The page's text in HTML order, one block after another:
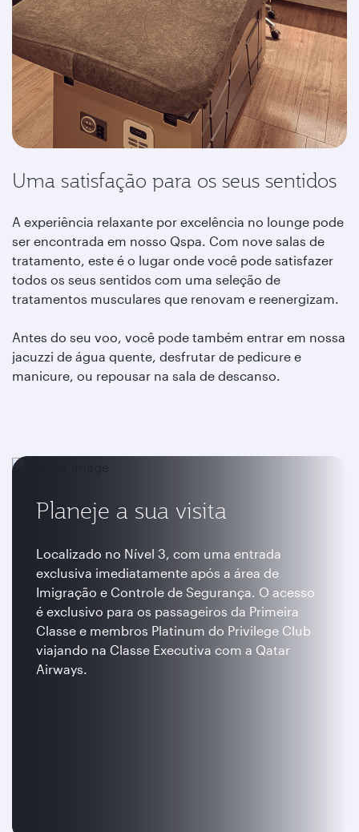
Uma satisfação para os seus sentidos
A experiência relaxante por excelência no lounge pode
ser encontrada em nosso Qspa. Com nove salas de
tratamento, este é o lugar onde você pode satisfazer
todos os seus sentidos com uma seleção de
tratamentos musculares que renovam e reenergizam.
Antes do seu voo, você pode também entrar em nossa
jacuzzi de água quente, desfrutar de pedicure e
manicure, ou repousar na sala de descanso.
Planeje a sua visita
Localizado no Nível 3, com uma entrada
exclusiva imediatamente após a área de
Imigração e Controle de Segurança. O acesso
é exclusivo para os passageiros da Primeira
Classe e membros Platinum do Privilege Club
viajando na Classe Executiva com a Qatar
Airways.